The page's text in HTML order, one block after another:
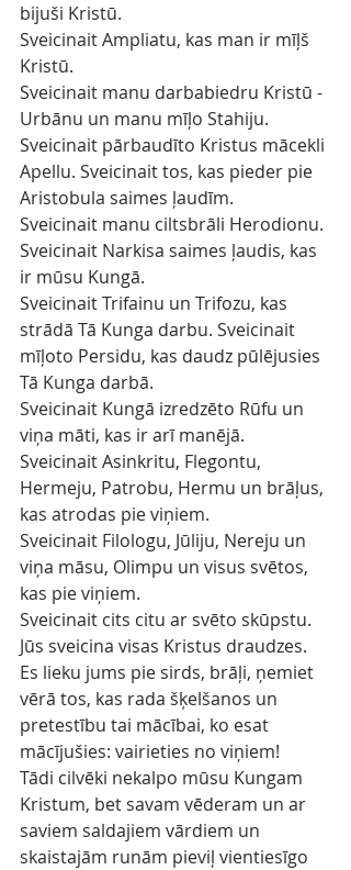
bijuši Kristū.
Sveicinait Ampliatu, kas man ir mīļš
Kristū.
Sveicinait manu darbabiedru Kristū -
Urbānu un manu mīļo Stahiju.
Sveicinait pārbaudīto Kristus mācekli
Apellu. Sveicinait tos, kas pieder pie
Aristobula saimes ļaudīm.
Sveicinait manu ciltsbrāli Herodionu.
Sveicinait Narkisa saimes ļaudis, kas
ir mūsu Kungā.
Sveicinait Trifainu un Trifozu, kas
strādā Tā Kunga darbu. Sveicinait
mīļoto Persidu, kas daudz pūlējusies
Tā Kunga darbā.
Sveicinait Kungā izredzēto Rūfu un
viņa māti, kas ir arī manējā.
Sveicinait Asinkritu, Flegontu,
Hermeju, Patrobu, Hermu un brāļus,
kas atrodas pie viņiem.
Sveicinait Filologu, Jūliju, Nereju un
viņa māsu, Olimpu un visus svētos,
kas pie viņiem.
Sveicinait cits citu ar svēto skūpstu.
Jūs sveicina visas Kristus draudzes.
Es lieku jums pie sirds, brāļi, ņemiet
vērā tos, kas rada šķelšanos un
pretestību tai mācībai, ko esat
mācījušies: vairieties no viņiem!
Tādi cilvēki nekalpo mūsu Kungam
Kristum, bet savam vēderam un ar
saviem saldajiem vārdiem un
skaistajām runām pieviļ vientiesīgo